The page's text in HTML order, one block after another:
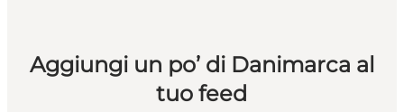
Aggiungi un po’ di Danimarca al
tuo feed